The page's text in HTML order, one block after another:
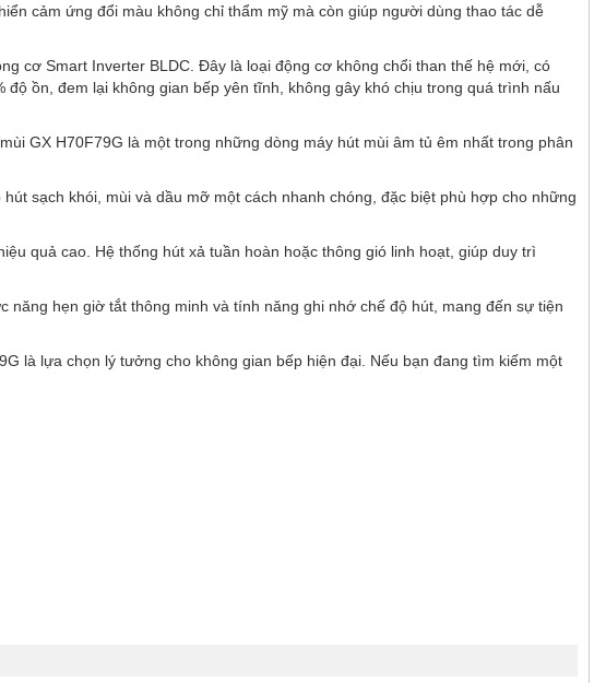
cảm ứng đổi màu không chỉ thẩm mỹ mà còn giúp người dùng thao tác dễ
cơ Smart Inverter BLDC. Đây là loại động cơ không chổi than thế hệ mới, có
ồn, đem lại không gian bếp yên tĩnh, không gây khó chịu trong quá trình nấu
GX H70F79G là một trong những dòng máy hút mùi âm tủ êm nhất trong phân
sạch khói, mùi và dầu mỡ một cách nhanh chóng, đặc biệt phù hợp cho những
quả cao. Hệ thống hút xả tuần hoàn hoặc thông gió linh hoạt, giúp duy trì
hẹn giờ tắt thông minh và tính năng ghi nhớ chế độ hút, mang đến sự tiện
là lựa chọn lý tưởng cho không gian bếp hiện đại. Nếu bạn đang tìm kiếm một